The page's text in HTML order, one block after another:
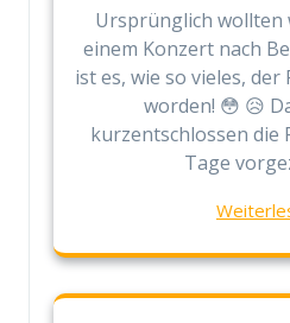
Ursprünglich wollten
einem Konzert nach
ist es, wie so vieles,
worden! 😳 😥
kurzentschlossen die
Tage